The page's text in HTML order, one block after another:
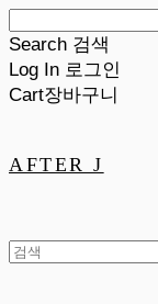
Search 검색
Log In 로그인
Cart장바구니
AFTER J